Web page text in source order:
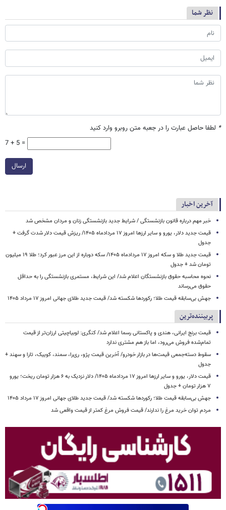
نظر شما
* لطفا حاصل عبارت را در جعبه متن روبرو وارد کنید
7 + 5 =
ارسال
آخرین اخبار
خبر مهم درباره قانون بازنشستگی / شرایط جدید بازنشستگی زنان و مردان مشخص شد
قیمت جدید دلار، یورو و سایر ارزها امروز ۱۷ مردادماه ۱۴۰۵/ ریزش قیمت دلار شدت گرفت +
جدول
قیمت جدید طلا و سکه امروز ۱۷ مردادماه ۱۴۰۵/ سکه دوباره از این مرز عبور کرد؛ طلا ۱۹ میلیون
تومان شد + جدول
نحوه محاسبه حقوق بازنشستگان اعلام شد/ این شرایط، مستمری بازنشستگی را به حداقل
حقوق می‌رساند
جهش بی‌سابقه قیمت طلا؛ رکوردها شکسته شد/ قیمت جدید طلای جهانی امروز ۱۷ مرداد ۱۴۰۵
پربیننده‌ترین
قیمت برنج ایرانی، هندی و پاکستانی رسما اعلام شد/ کنگری: لوبیاچیتی ارزان‌تر از قیمت
تمام‌شده فروش می‌رود، اما باز هم مشتری ندارد
سقوط دسته‌جمعی قیمت‌ها در بازار خودرو/ آخرین قیمت پژو، ری‌را، سمند، کوییک، تارا و سهند +
جدول
قیمت دلار، یورو و سایر ارزها امروز ۱۷ مردادماه ۱۴۰۵/ دلار نزدیک به ۶ هزار تومان ریخت؛ یورو
۷ هزار تومان + جدول
جهش بی‌سابقه قیمت طلا؛ رکوردها شکسته شد/ قیمت جدید طلای جهانی امروز ۱۷ مرداد ۱۴۰۵
مردم توان خرید مرغ را ندارند/ قیمت فروش مرغ کمتر از قیمت واقعی شد